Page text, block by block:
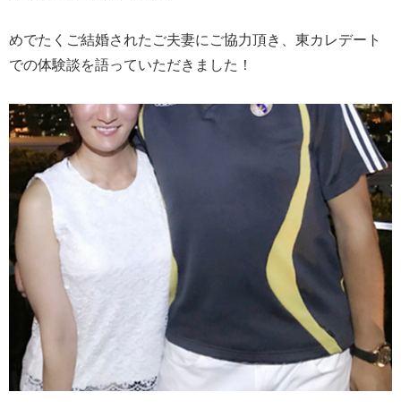
めでたくご結婚されたご夫妻にご協力頂き、東カレデート
での体験談を語っていただきました！